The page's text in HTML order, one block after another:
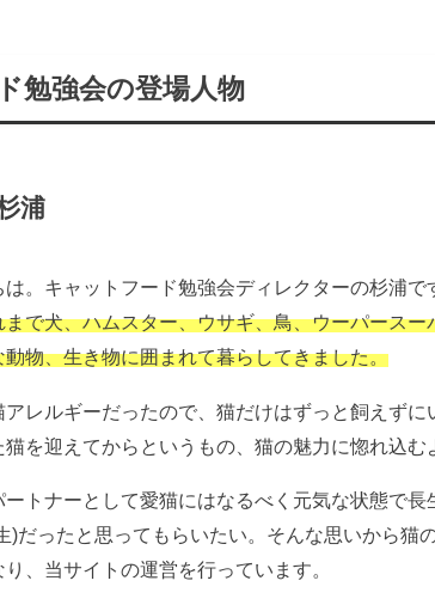
勉強会の登場人物
浦
は。キャットフード勉強会ディレクターの杉浦で
まで犬、ハムスター、ウサギ、鳥、ウーパース
動物、生き物に囲まれて暮らしてきました。
アレルギーだったので、猫だけはずっと飼えず
猫を迎えてからというもの、猫の魅力に惚れ込む
ートナーとして愛猫にはなるべく元気な状態で
)だったと思ってもらいたい。そんな思いから猫
り、当サイトの運営を行っています。